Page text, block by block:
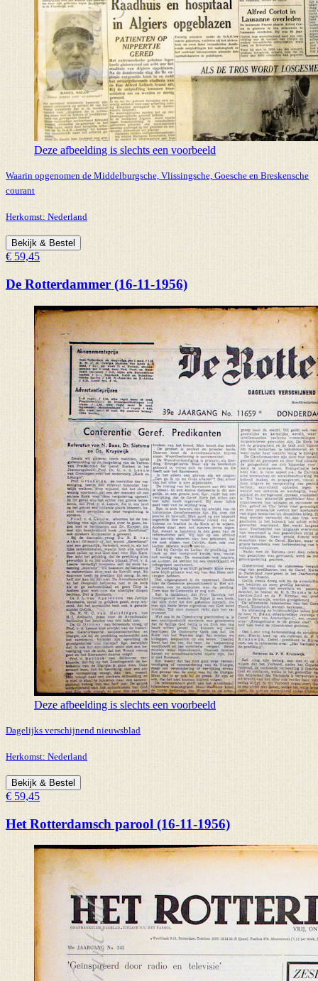
Deze afbeelding is slechts een voorbeeld
Waarin opgenomen de Middelburgsche, Vlissingsche, Goesche en Breskensche
courant
Herkomst: Nederland
Bekijk & Bestel
€ 59,45
De Rotterdammer (16-11-1956)
Deze afbeelding is slechts een voorbeeld
Dagelijks verschijnend nieuwsblad
Herkomst: Nederland
Bekijk & Bestel
€ 59,45
Het Rotterdamsch parool (16-11-1956)